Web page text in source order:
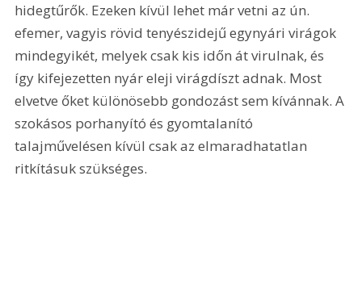
hidegtűrők. Ezeken kívül lehet már vetni az ún.
efemer, vagyis rövid tenyészidejű egynyári virágok
mindegyikét, melyek csak kis időn át virulnak, és
így kifejezetten nyár eleji virágdíszt adnak. Most
elvetve őket különösebb gondozást sem kívánnak. A
szokásos porhanyító és gyomtalanító
talajművelésen kívül csak az elmaradhatatlan
ritkításuk szükséges.